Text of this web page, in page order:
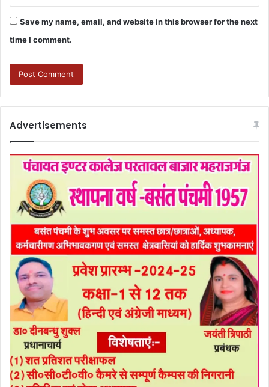
Save my name, email, and website in this browser for the next
time I comment.
Advertisements